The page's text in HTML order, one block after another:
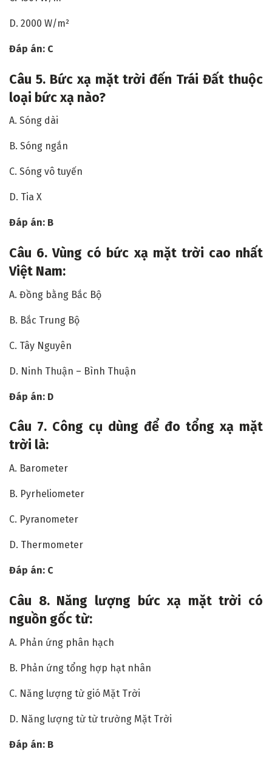
D. 2000 W/m²
Đáp án: C
Câu 5. Bức xạ mặt trời đến Trái Đất thuộc
loại bức xạ nào?
A. Sóng dài
B. Sóng ngắn
C. Sóng vô tuyến
D. Tia X
Đáp án: B
Câu 6. Vùng có bức xạ mặt trời cao nhất
Việt Nam:
A. Đồng bằng Bắc Bộ
B. Bắc Trung Bộ
C. Tây Nguyên
D. Ninh Thuận – Bình Thuận
Đáp án: D
Câu 7. Công cụ dùng để đo tổng xạ mặt
trời là:
A. Barometer
B. Pyrheliometer
C. Pyranometer
D. Thermometer
Đáp án: C
Câu 8. Năng lượng bức xạ mặt trời có
nguồn gốc từ:
A. Phản ứng phân hạch
B. Phản ứng tổng hợp hạt nhân
C. Năng lượng từ gió Mặt Trời
D. Năng lượng từ từ trường Mặt Trời
Đáp án: B